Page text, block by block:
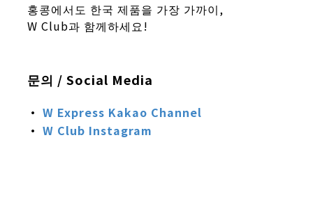
홍콩에서도 한국 제품을 가장 가까이,
W Club과 함께하세요!
문의 / Social Media
· W Express Kakao Channel
· W Club Instagram